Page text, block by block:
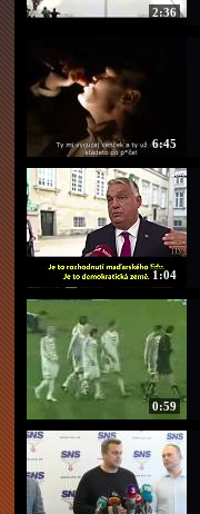
2:36
6:45
1:04
0:59